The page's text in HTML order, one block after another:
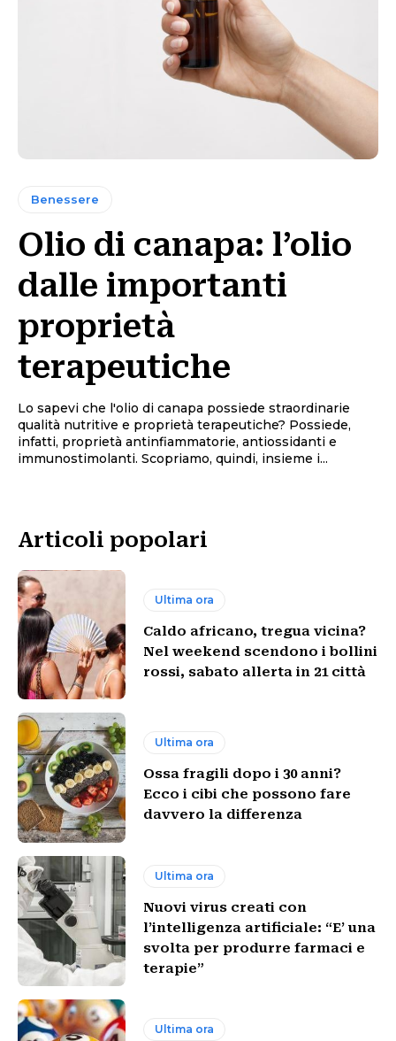
Benessere
Olio di canapa: l’olio
dalle importanti
proprietà
terapeutiche
Lo sapevi che l'olio di canapa possiede straordinarie
qualità nutritive e proprietà terapeutiche? Possiede,
infatti, proprietà antinfiammatorie, antiossidanti e
immunostimolanti. Scopriamo, quindi, insieme i...
Articoli popolari
Ultima ora
Caldo africano, tregua vicina?
Nel weekend scendono i bollini
rossi, sabato allerta in 21 città
Ultima ora
Ossa fragili dopo i 30 anni?
Ecco i cibi che possono fare
davvero la differenza
Ultima ora
Nuovi virus creati con
l’intelligenza artificiale: “E’ una
svolta per produrre farmaci e
terapie”
Ultima ora